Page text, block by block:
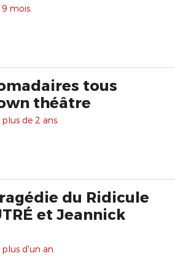
mois.
tous
théâtre
de 2 ans.
du Ridicule
d'un an.